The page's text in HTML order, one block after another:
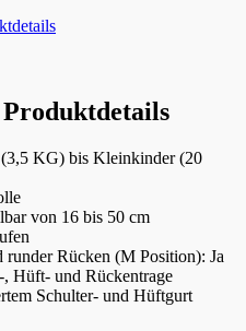
KG) bis Kleinkinder (20
von 16 bis 50 cm
Rücken (M Position): Ja
Hüft- und Rückentrage
Schulter- und Hüftgurt